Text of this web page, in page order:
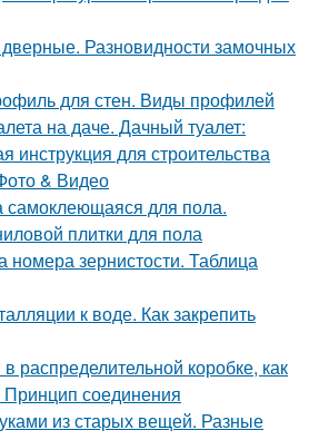
Разновидности замочных
для стен. Виды профилей
на даче. Дачный туалет:
инструкция для строительства
& Видео
самоклеющаяся для пола.
плитки для пола
номера зернистости. Таблица
к воде. Как закрепить
распределительной коробке, как
Принцип соединения
из старых вещей. Разные